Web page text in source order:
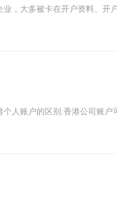
，大多被卡在开户资料、开
人账户的区别:香港公司账户